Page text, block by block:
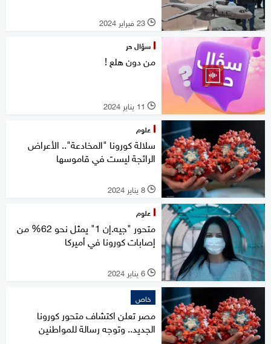
l 23 فبراير 2024
سؤال حر
من دون هلع !
l 11 يناير 2024
علوم
سلالة كورونا "المخادعة".. الأعراض
الرائجة ليست في قاموسها
l 8 يناير 2024
علوم
متحور "جيه.إن 1" يمثل نحو 62% من
إصابات كورونا في أميركا
l 6 يناير 2024
خاص
مصر تعلن اكتشاف متحور كورونا
الجديد.. وتوجه رسالة للمواطنين